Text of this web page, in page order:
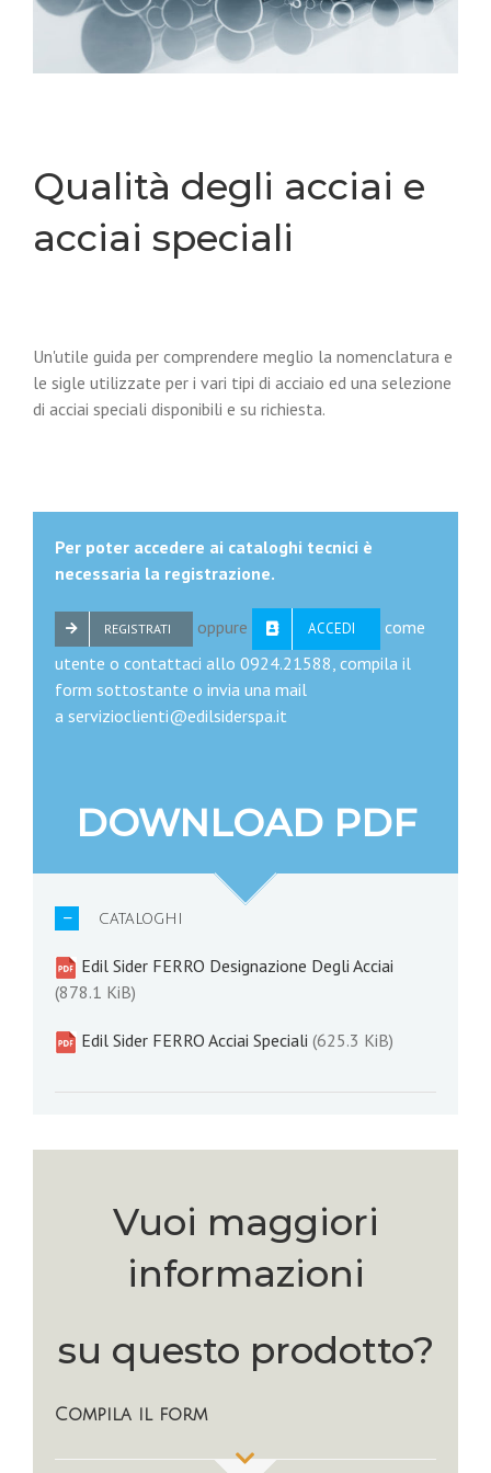
Qualità degli acciai e
acciai speciali
Un'utile guida per comprendere meglio la nomenclatura e
le sigle utilizzate per i vari tipi di acciaio ed una selezione
di acciai speciali disponibili e su richiesta.
Per poter accedere ai cataloghi tecnici è
necessaria la registrazione.
REGISTRATI oppure ACCEDI
come
utente o contattaci allo 0924.21588, compila il
form sottostante o invia una mail
a servizioclienti@edilsiderspa.it
DOWNLOAD PDF
CATALOGHI
Edil Sider FERRO Designazione Degli Acciai
(878.1 KiB)
Edil Sider FERRO Acciai Speciali (625.3 KiB)
Vuoi maggiori
informazioni
su questo prodotto?
Compila il form